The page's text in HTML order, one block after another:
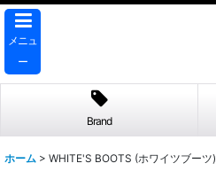
メニュ
ー
Brand
ホーム > WHITE'S BOOTS (ホワイツブーツ)